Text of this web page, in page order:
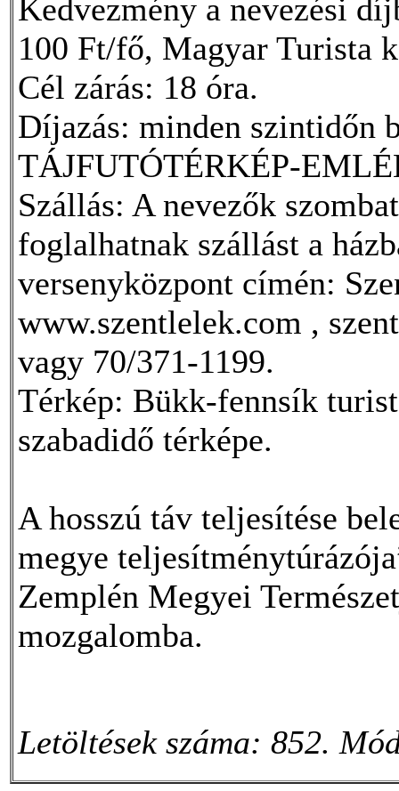
Kedvezmény a nevezési
100 Ft/fő, Magyar Turista
Cél zárás: 18 óra.
Díjazás: minden szintidőn
TÁJFUTÓTÉRKÉP-
Szállás: A nevezők
foglalhatnak szállást a
versenyközpont címén:
www.szentlelek.com ,
vagy 70/371-1199.
Térkép: Bükk-fennsík
szabadidő térképe.
A hosszú táv teljesítése
megye
Zemplén Megyei
mozgalomba.
Letöltések száma: 852.